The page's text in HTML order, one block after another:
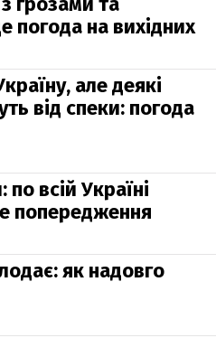
погода на вихідних
але деякі
від спеки: погода
всій Україні
попередження
як надовго